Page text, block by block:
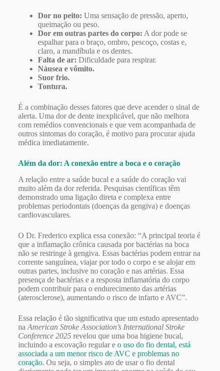
Dor no peito: Uma sensação de pressão, aperto,
queimação ou peso.
Dor em outras partes do corpo: A dor pode se
espalhar para o braço, ombro, pescoço, costas e,
claro, a mandíbula e os dentes.
Falta de ar: Dificuldade para respirar.
Náusea e vômito.
Suor frio.
Tontura.
É a combinação desses fatores que deve acender o sinal de
alerta. Uma dor de dente inexplicável, que não melhora
com remédios convencionais e que vem acompanhada de
outros sintomas do coração, é motivo para procurar ajuda
médica imediatamente.
Além da dor: A conexão entre a boca e o coração
A relação entre a saúde bucal e a saúde do coração vai
muito além da dor referida. Pesquisas científicas têm
demonstrado uma ligação direta e complexa entre
problemas periodontais (doenças da gengiva) e doenças
cardiovasculares.
O Dr. Frederico explica essa conexão: “A principal teoria é
que a inflamação crônica causada por bactérias na boca
não se restringe à gengiva. Essas bactérias podem entrar na
corrente sanguínea, viajar por todo o corpo e se alojar em
outras partes, inclusive no coração e nas artérias. Essa
presença de bactérias e a resposta inflamatória do corpo
podem contribuir para o endurecimento das artérias
(aterosclerose), aumentando o risco de infarto e AVC”.
Essa relação é tão significativa que um estudo apresentado
na American Stroke Association’s International Stroke
Conference 2025revelou que uma boa higiene bucal,
incluindo a escovação regular e o uso do fio dental, está
associada a um menor risco de AVC e problemas no
coração. Ou seja, o simples ato de usar o fio dental